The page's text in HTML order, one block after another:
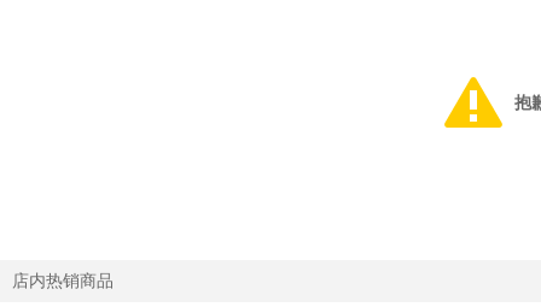
抱
店内热销商品